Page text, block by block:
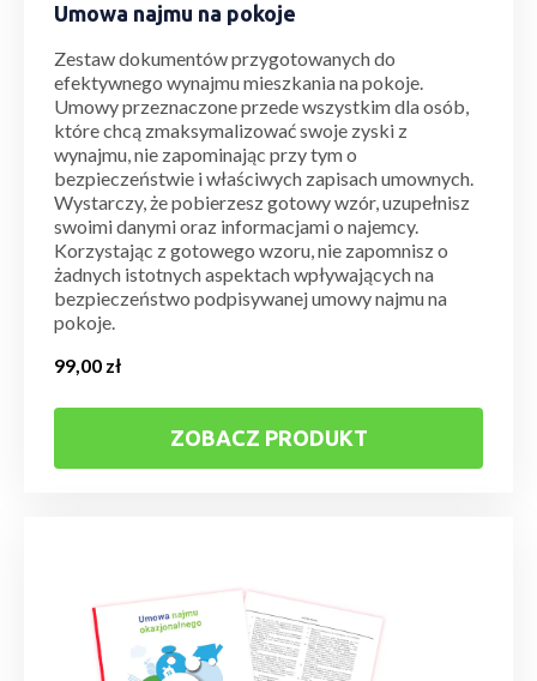
Umowa najmu na pokoje
Zestaw dokumentów przygotowanych do
efektywnego wynajmu mieszkania na pokoje.
Umowy przeznaczone przede wszystkim dla osób,
które chcą zmaksymalizować swoje zyski z
wynajmu, nie zapominając przy tym o
bezpieczeństwie i właściwych zapisach umownych.
Wystarczy, że pobierzesz gotowy wzór, uzupełnisz
swoimi danymi oraz informacjami o najemcy.
Korzystając z gotowego wzoru, nie zapomnisz o
żadnych istotnych aspektach wpływających na
bezpieczeństwo podpisywanej umowy najmu na
pokoje.
99,00 zł
ZOBACZ PRODUKT